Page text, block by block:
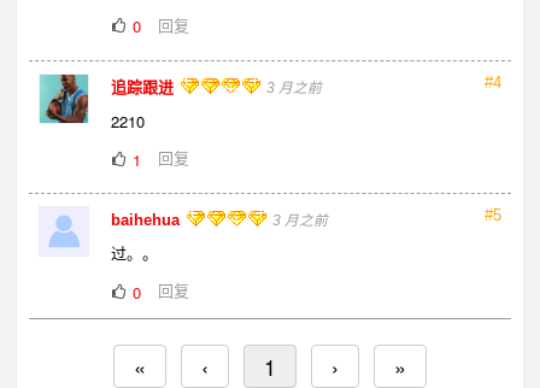
0
回复
#4
追踪跟进 3 月之前
2210
1
回复
#5
baihehua 3 月之前
过。。
0
回复
« ‹ 1 › »